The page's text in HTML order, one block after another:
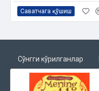
Саватчага қўшиш
Сўнгги кўрилганлар